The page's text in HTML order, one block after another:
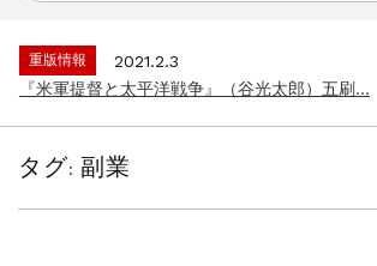
重版情報
2021.2.3
『米軍提督と太平洋戦争』（谷光太郎）五刷...
重版情報
2020.12.18
タグ:副業